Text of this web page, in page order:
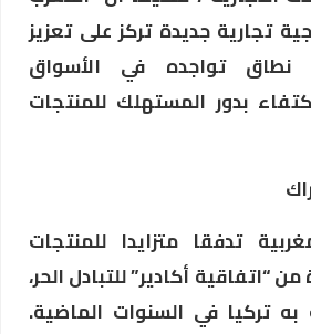
تجارية جديدة تركز على تعزيز
نطاق تواجده في الأسواق
بدور المستهلك للمنتجات
تدفقا متزايدا للمنتجات
“اتفاقية أكادير” للتبادل الحر،
تركيا في السنوات الماضية.